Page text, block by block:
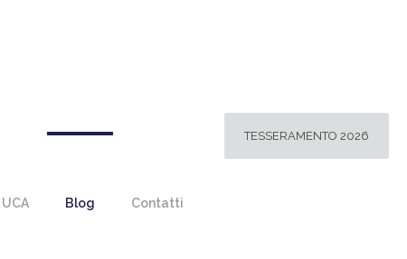
Blog Contatti
TESSERAMENTO 2026